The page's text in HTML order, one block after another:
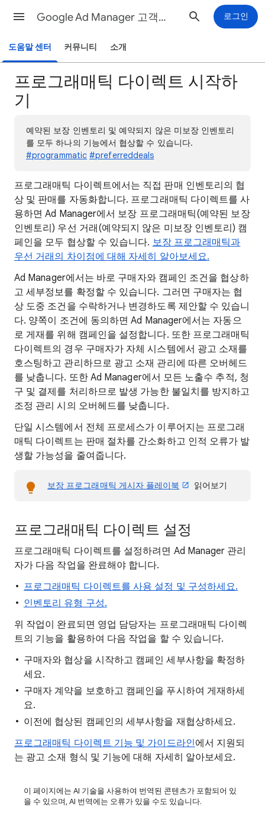
Google Ad Manager 고객센터 로그인
도움말 센터 커뮤니티 소개
프로그래매틱 다이렉트 시작하
기
예약된 보장 인벤토리 및 예약되지 않은 미보장 인벤토리
를 모두 하나의 기능에서 협상할 수 있습니다.
#programmatic #preferreddeals
프로그래매틱 다이렉트에서는 직접 판매 인벤토리의 협
상 및 판매를 자동화합니다. 프로그래매틱 다이렉트를 사
용하면 Ad Manager에서 보장 프로그래매틱(예약된 보장
인벤토리) 우선 거래 (예약되지 않은 미보장 인벤토리) 캠
페인을 모두 협상할 수 있습니다. 보장 프로그래매틱과
우선 거래의 차이점에 대해 자세히 알아보세요.
Ad Manager에서는 바로 구매자와 캠페인 조건을 협상하
고 세부정보를 확정할 수 있습니다. 그러면 구매자는 협
상 도중 조건을 수락하거나 변경하도록 제안할 수 있습니
다. 양쪽이 조건에 동의하면 Ad Manager에서는 자동으
로 게재를 위해 캠페인을 설정합니다. 또한 프로그래매틱
다이렉트의 경우 구매자가 자체 시스템에서 광고 소재를
호스팅하고 관리하므로 광고 소재 관리에 따른 오버헤드
를 낮춥니다. 또한 Ad Manager에서 모든 노출수 추적, 청
구 및 결제를 처리하므로 발생 가능한 불일치를 방지하고
조정 관리 시의 오버헤드를 낮춥니다.
단일 시스템에서 전체 프로세스가 이루어지는 프로그래
매틱 다이렉트는 판매 절차를 간소화하고 인적 오류가 발
생할 가능성을 줄여줍니다.
보장 프로그래매틱 게시자 플레이북 읽어보기
프로그래매틱 다이렉트 설정
프로그래매틱 다이렉트를 설정하려면 Ad Manager 관리
자가 다음 작업을 완료해야 합니다.
프로그래매틱 다이렉트를 사용 설정 및 구성하세요.
인벤토리 유형 구성.
위 작업이 완료되면 영업 담당자는 프로그래매틱 다이렉
트의 기능을 활용하여 다음 작업을 할 수 있습니다.
구매자와 협상을 시작하고 캠페인 세부사항을 확정하
세요.
구매자 계약을 보호하고 캠페인을 푸시하여 게재하세
요.
이전에 협상된 캠페인의 세부사항을 재협상하세요.
프로그래매틱 다이렉트 기능 및 가이드라인에서 지원되
는 광고 소재 형식 및 기능에 대해 자세히 알아보세요.
이 페이지에는 AI 기술을 사용하여 번역된 콘텐츠가 포함되어 있
을 수 있으며, AI 번역에는 오류가 있을 수도 있습니다.